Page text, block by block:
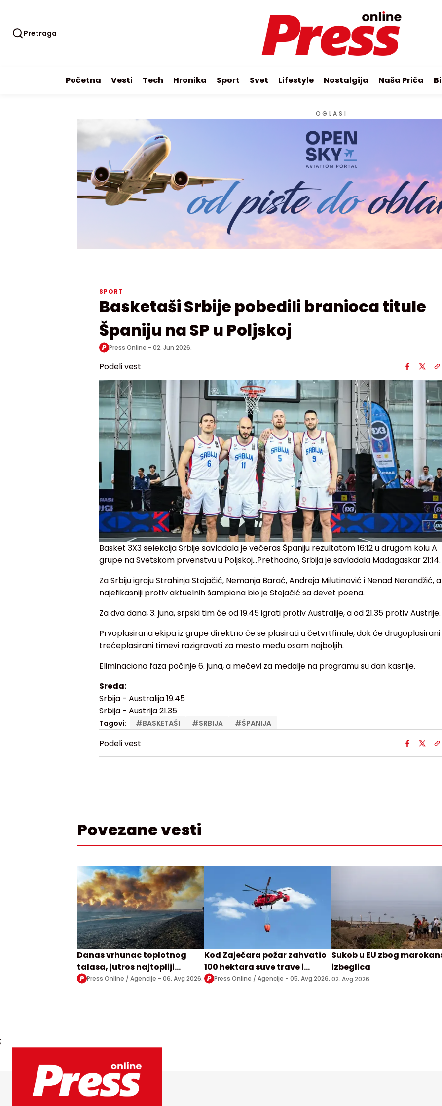
Pretraga
Početna Vesti Tech Hronika Sport Svet Lifestyle Nostalgija Naša Priča
OGLASI
SPORT
Basketaši Srbije pobedili branioca titule
Španiju na SP u Poljskoj
Press Online - 02. Jun 2026.
Podeli vest
Basket 3X3 selekcija Srbije savladala je večeras Španiju rezultatom 16:12 u drugom kolu A
grupe na Svetskom prvenstvu u Poljskoj...Prethodno, Srbija je savladala Madagaskar 21:14.
Za Srbiju igraju Strahinja Stojačić, Nemanja Barać, Andreja Milutinović i Nenad Nerandžić, a
najefikasniji protiv aktuelnih šampiona bio je Stojačić sa devet poena.
Za dva dana, 3. juna, srpski tim će od 19.45 igrati protiv Australije, a od 21.35 protiv Austrije.
Prvoplasirana ekipa iz grupe direktno će se plasirati u četvrtfinale, dok će drugoplasirani
trećeplasirani timevi razigravati za mesto među osam najboljih.
Eliminaciona faza počinje 6. juna, a mečevi za medalje na programu su dan kasnije.
Sreda:
Srbija - Australija 19.45
Srbija - Austrija 21.35
Tagovi: #BASKETAŠI #SRBIJA #ŠPANIJA
Podeli vest
Povezane vesti
Danas vrhunac toplotnog
talasa, jutros najtopliji
Zrenjanjin sa 30 stepeni
Press Online / Agencije - 06. Avg 2026.
Kod Zaječara požar zahvatio
100 hektara suve trave i
niskog rastinja, angažovan
Press Online / Agencije - 05. Avg 2026.
Sukob u EU zbog
izbeglica
02. Avg 2026.
;